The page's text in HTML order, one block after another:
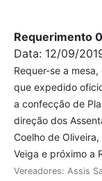
Requerimento
Data: 12/09/
Requer-se a
que expedido
a confecção de
direção dos
Coelho de
Veiga e próximo a
Vereadores: Assis